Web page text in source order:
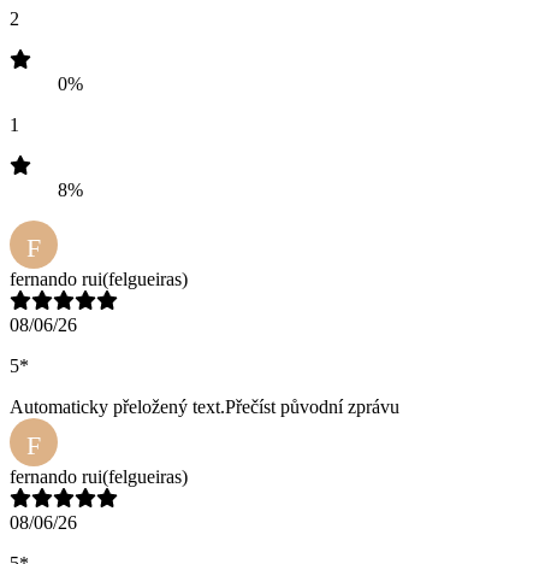
2
0%
1
8%
F
fernando rui(felgueiras)
08/06/26
5*
Automaticky přeložený text.Přečíst původní zprávu
F
fernando rui(felgueiras)
08/06/26